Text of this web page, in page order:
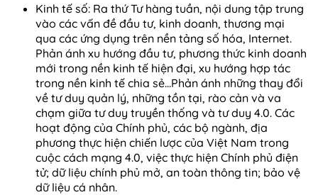
Kinh tế số: Ra thứ Tư hàng tuần, nội dung tập trung
vào các vấn đề đầu tư, kinh doanh, thương mại
qua các ứng dụng trên nền tảng số hóa, Internet.
Phản ánh xu hướng đầu tư, phương thức kinh doanh
mới trong nền kinh tế hiện đại, xu hướng hợp tác
trong nền kinh tế chia sẻ…Phản ánh những thay đổi
về tư duy quản lý, những tồn tại, rào cản và va
chạm giữa tư duy truyền thống và tư duy 4.0. Các
hoạt động của Chính phủ, các bộ ngành, địa
phương thực hiện chiến lược của Việt Nam trong
cuộc cách mạng 4.0, việc thực hiện Chính phủ điện
tử; dữ liệu chính phủ mở, an toàn thông tin; bảo vệ
dữ liệu cá nhân.